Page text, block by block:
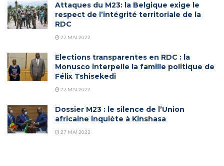
Attaques du M23: la Belgique exige le
respect de l’intégrité territoriale de la
RDC
27 MAI 2022
Elections transparentes en RDC : la
Monusco interpelle la famille politique de
Félix Tshisekedi
27 MAI 2022
Dossier M23 : le silence de l’Union
africaine inquiète à Kinshasa
27 MAI 2022